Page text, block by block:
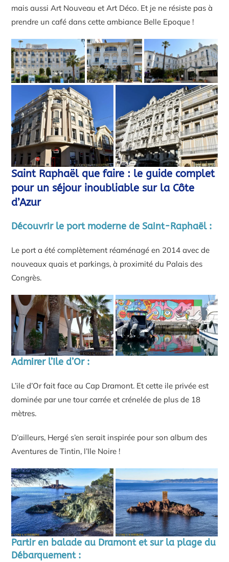
mais aussi Art Nouveau et Art Déco. Et je ne résiste pas à
prendre un café dans cette ambiance Belle Epoque !
Saint Raphaël que faire : le guide complet
pour un séjour inoubliable sur la Côte
d’Azur
Découvrir le port moderne de Saint-Raphaël :
Le port a été complètement réaménagé en 2014 avec de
nouveaux quais et parkings, à proximité du Palais des
Congrès.
Admirer l’Ile d’Or :
L’ile d’Or fait face au Cap Dramont. Et cette ile privée est
dominée par une tour carrée et crénelée de plus de 18
mètres.
D’ailleurs, Hergé s’en serait inspirée pour son album des
Aventures de Tintin, l’Ile Noire !
Partir en balade au Dramont et sur la plage du
Débarquement :